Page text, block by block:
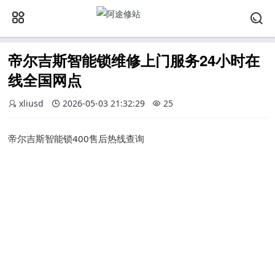
帝尔吉斯智能锁维修上门服务24小时在
线全国网点
xliusd 2026-05-03 21:32:29 25
帝尔吉斯智能锁400售后热线查询